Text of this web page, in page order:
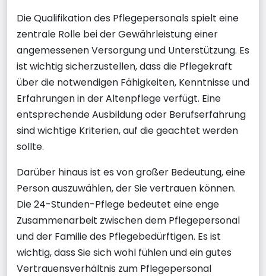
Die Qualifikation des Pflegepersonals spielt eine
zentrale Rolle bei der Gewährleistung einer
angemessenen Versorgung und Unterstützung. Es
ist wichtig sicherzustellen, dass die Pflegekraft
über die notwendigen Fähigkeiten, Kenntnisse und
Erfahrungen in der Altenpflege verfügt. Eine
entsprechende Ausbildung oder Berufserfahrung
sind wichtige Kriterien, auf die geachtet werden
sollte.
Darüber hinaus ist es von großer Bedeutung, eine
Person auszuwählen, der Sie vertrauen können.
Die 24-Stunden-Pflege bedeutet eine enge
Zusammenarbeit zwischen dem Pflegepersonal
und der Familie des Pflegebedürftigen. Es ist
wichtig, dass Sie sich wohl fühlen und ein gutes
Vertrauensverhältnis zum Pflegepersonal